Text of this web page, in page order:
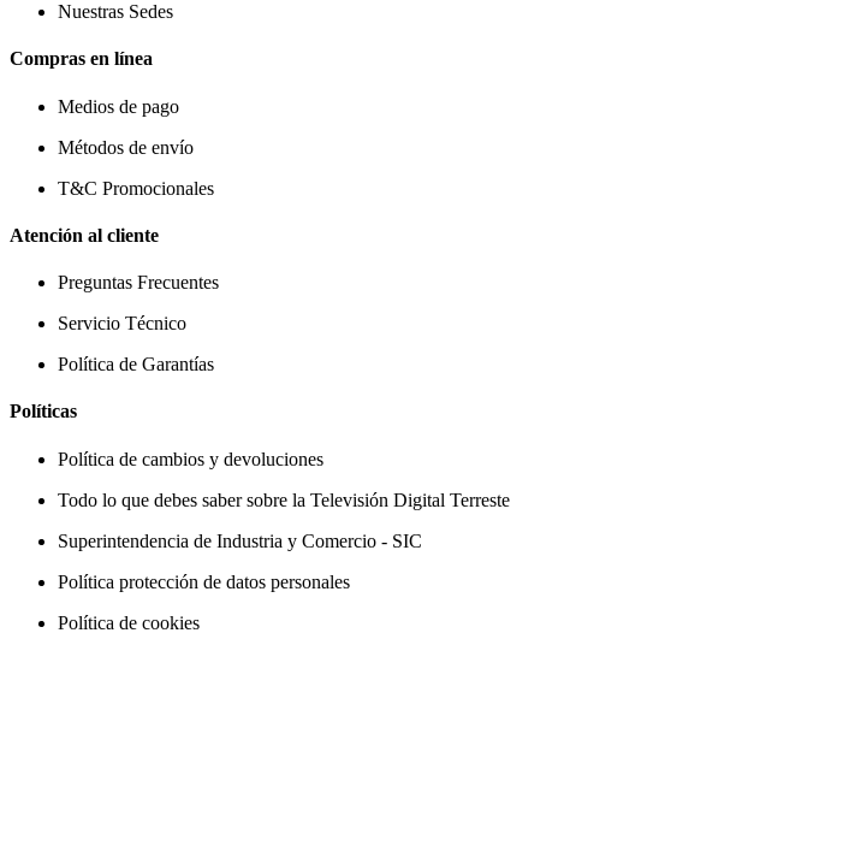
Nuestras Sedes
Compras en línea
Medios de pago
Métodos de envío
T&C Promocionales
Atención al cliente
Preguntas Frecuentes
Servicio Técnico
Política de Garantías
Políticas
Política de cambios y devoluciones
Todo lo que debes saber sobre la Televisión Digital Terreste
Superintendencia de Industria y Comercio - SIC
Política protección de datos personales
Política de cookies